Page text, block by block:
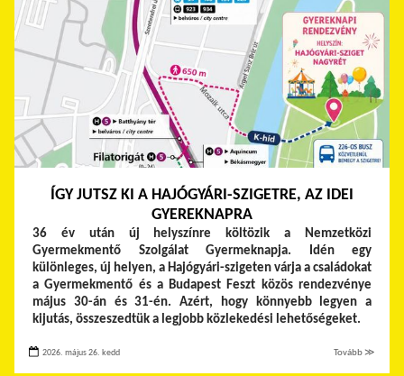
ÍGY JUTSZ KI A HAJÓGYÁRI-SZIGETRE, AZ IDEI
GYEREKNAPRA
36 év után új helyszínre költözik a Nemzetközi
Gyermekmentő Szolgálat Gyermeknapja. Idén egy
különleges, új helyen, a Hajógyári-szigeten várja a családokat
a Gyermekmentő és a Budapest Feszt közös rendezvénye
május 30-án és 31-én. Azért, hogy könnyebb legyen a
kijutás, összeszedtük a legjobb közlekedési lehetőségeket.
2026. május 26. kedd Tovább ≫